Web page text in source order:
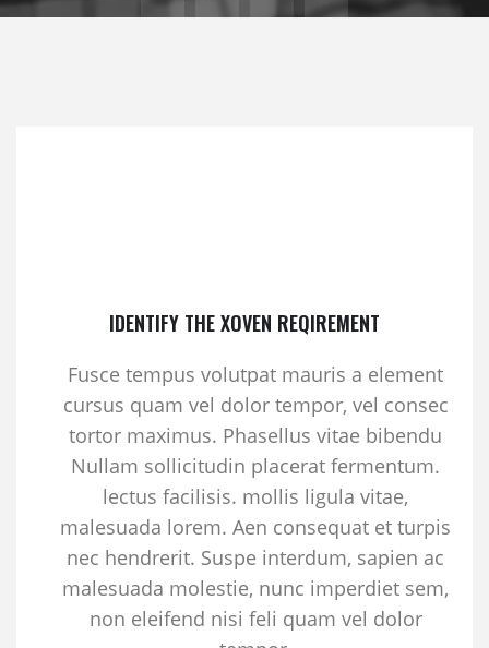
IDENTIFY THE XOVEN REQIREMENT
Fusce tempus volutpat mauris a element
cursus quam vel dolor tempor, vel consec
tortor maximus. Phasellus vitae bibendu
Nullam sollicitudin placerat fermentum.
lectus facilisis. mollis ligula vitae,
malesuada lorem. Aen consequat et turpis
nec hendrerit. Suspe interdum, sapien ac
malesuada molestie, nunc imperdiet sem,
non eleifend nisi feli quam vel dolor